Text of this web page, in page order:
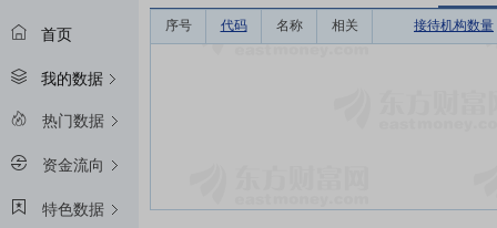
首页
我的数据
热门数据
资金流向
特色数据
序号 代码 名称 相关 接待机构数量